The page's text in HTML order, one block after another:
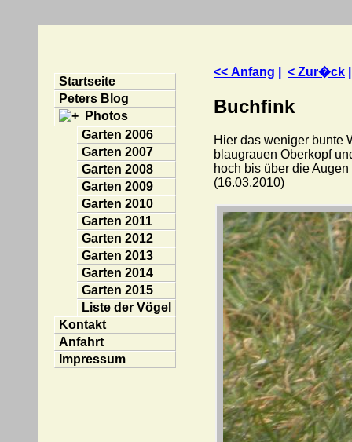
Startseite
Peters Blog
Photos
Garten 2006
Garten 2007
Garten 2008
Garten 2009
Garten 2010
Garten 2011
Garten 2012
Garten 2013
Garten 2014
Garten 2015
Liste der Vögel
Kontakt
Anfahrt
Impressum
<< Anfang < Zur�ck
Buchfink
Hier das weniger bunte
blaugrauen Oberkopf
hoch bis über die
(16.03.2010)